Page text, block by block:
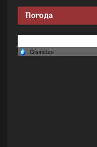
Погода